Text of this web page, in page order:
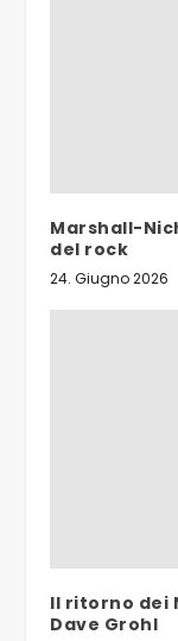
Marshall-
del rock
24. Giugno 2026
Il ritorno dei
Dave Grohl